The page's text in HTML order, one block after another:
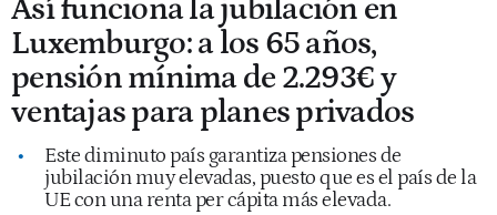
Así funciona la jubilación en
Luxemburgo: a los 65 años,
pensión mínima de 2.293€ y
ventajas para planes privados
Este diminuto país garantiza pensiones de
jubilación muy elevadas, puesto que es el país de la
UE con una renta per cápita más elevada.